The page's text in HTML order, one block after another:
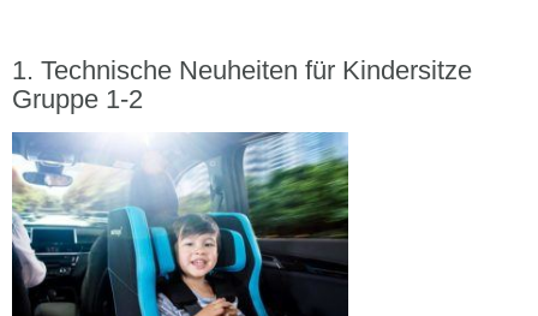
Technische Neuheiten für Kindersitze
Gruppe 1-2